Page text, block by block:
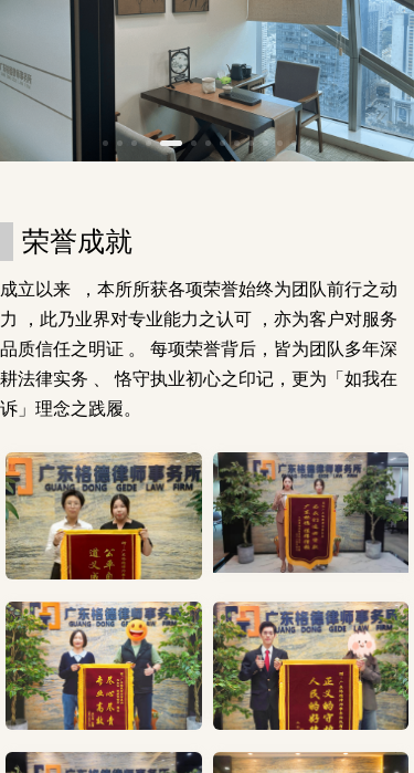
荣誉成就
成立以来  ，本所所获各项荣誉始终为团队前行之动
力 ，此乃业界对专业能力之认可 ，亦为客户对服务
品质信任之明证 。 每项荣誉背后，皆为团队多年深
耕法律实务 、 恪守执业初心之印记，更为「如我在
诉」理念之践履。